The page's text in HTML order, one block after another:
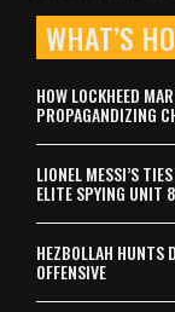
WHAT’S
HOW LOCKHEED
PROPAGANDIZING
LIONEL MESSI’S
ELITE SPYING UNIT
HEZBOLLAH HUNTS
OFFENSIVE